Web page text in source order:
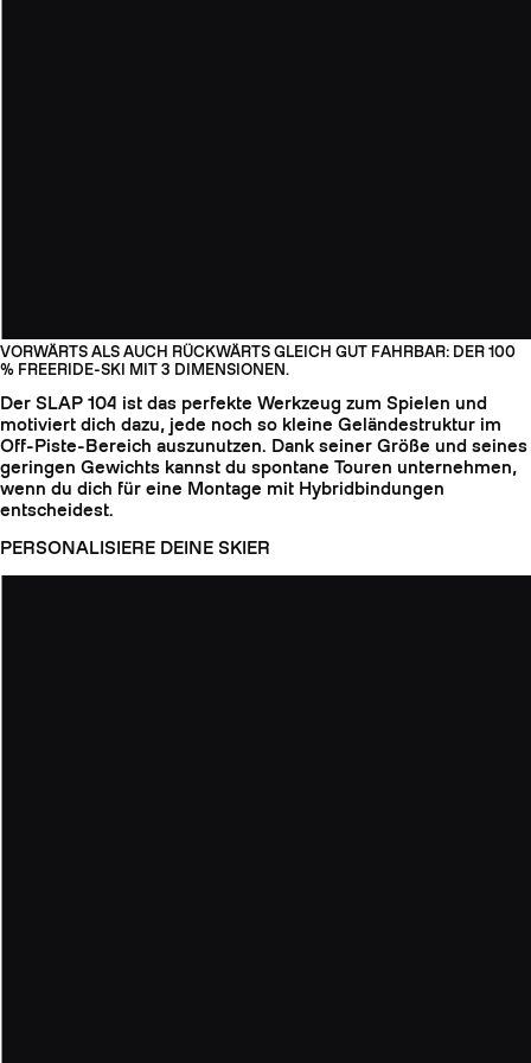
VORWÄRTS ALS AUCH RÜCKWÄRTS GLEICH GUT FAHRBAR: DER 100
% FREERIDE-SKI MIT 3 DIMENSIONEN.
Der SLAP 104 ist das perfekte Werkzeug zum Spielen und
motiviert dich dazu, jede noch so kleine Geländestruktur im
Off-Piste-Bereich auszunutzen. Dank seiner Größe und seines
geringen Gewichts kannst du spontane Touren unternehmen,
wenn du dich für eine Montage mit Hybridbindungen
entscheidest.
PERSONALISIERE DEINE SKIER